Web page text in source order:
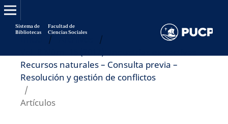
Sistema de
Bibliotecas
Facultad de
Ciencias Sociales
/
/
Recursos naturales – Consulta previa –
Resolución y gestión de conflictos
/
Artículos